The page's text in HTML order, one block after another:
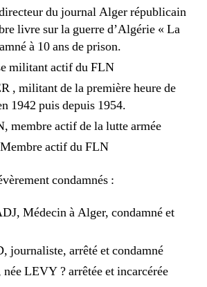
du journal Alger républicain
livre sur la guerre d’Algérie « La
à 10 ans de prison.
militant actif du FLN
, militant de la première heure de
1942 puis depuis 1954.
membre actif de la lutte armée
actif du FLN
condamnés :
Médecin à Alger, condamné et
journaliste, arrêté et condamné
LEVY ? arrêtée et incarcérée